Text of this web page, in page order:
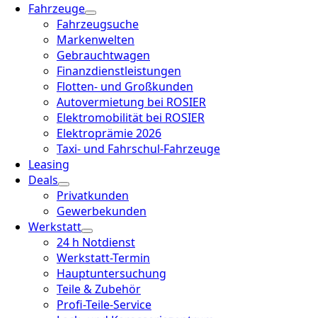
Fahrzeuge
Fahrzeugsuche
Markenwelten
Gebrauchtwagen
Finanzdienstleistungen
Flotten- und Großkunden
Autovermietung bei ROSIER
Elektromobilität bei ROSIER
Elektroprämie 2026
Taxi- und Fahrschul-Fahrzeuge
Leasing
Deals
Privatkunden
Gewerbekunden
Werkstatt
24 h Notdienst
Werkstatt-Termin
Hauptuntersuchung
Teile & Zubehör
Profi-Teile-Service